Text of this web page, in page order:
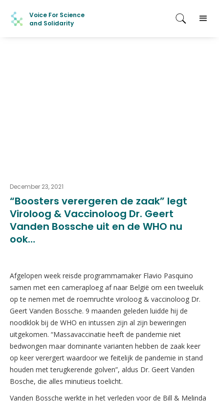
Voice For Science
and Solidarity
December 23, 2021
“Boosters verergeren de zaak” legt
Viroloog & Vaccinoloog Dr. Geert
Vanden Bossche uit en de WHO nu
ook…
Afgelopen week reisde programmamaker Flavio Pasquino
samen met een cameraploeg af naar België om een tweeluik
op te nemen met de roemruchte viroloog & vaccinoloog Dr.
Geert Vanden Bossche. 9 maanden geleden luidde hij de
noodklok bij de WHO en intussen zijn al zijn beweringen
uitgekomen. “Massavaccinatie heeft de pandemie niet
bedwongen maar dominante varianten hebben de zaak keer
op keer verergert waardoor we feitelijk de pandemie in stand
houden met terugkerende golven”, aldus Dr. Geert Vanden
Bosche, die alles minutieus toelicht.
Vanden Bossche werkte in het verleden voor de Bill & Melinda